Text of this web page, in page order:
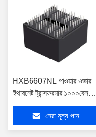
HXB6607NL পাওয়ার ওভার
ইথারনেট ট্রান্সফরমার ১০০০বেস-টি
ইথারনেটের জন্য
সেরা মূল্য পান